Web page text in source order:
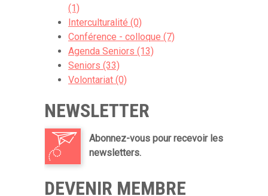
(1)
Interculturalité (0)
Conférence - colloque (7)
Agenda Seniors (13)
Seniors (33)
Volontariat (0)
NEWSLETTER
Abonnez-vous pour recevoir les
newsletters.
DEVENIR MEMBRE